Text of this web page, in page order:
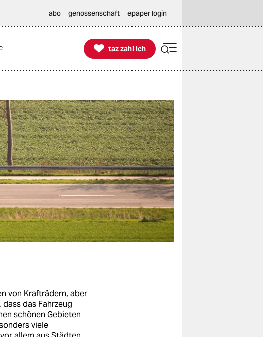
abo genossenschaft epaper login

taz zahl ich
taz zahl ich
von Krafträdern, aber
das Fahrzeug
schönen Gebieten
viele